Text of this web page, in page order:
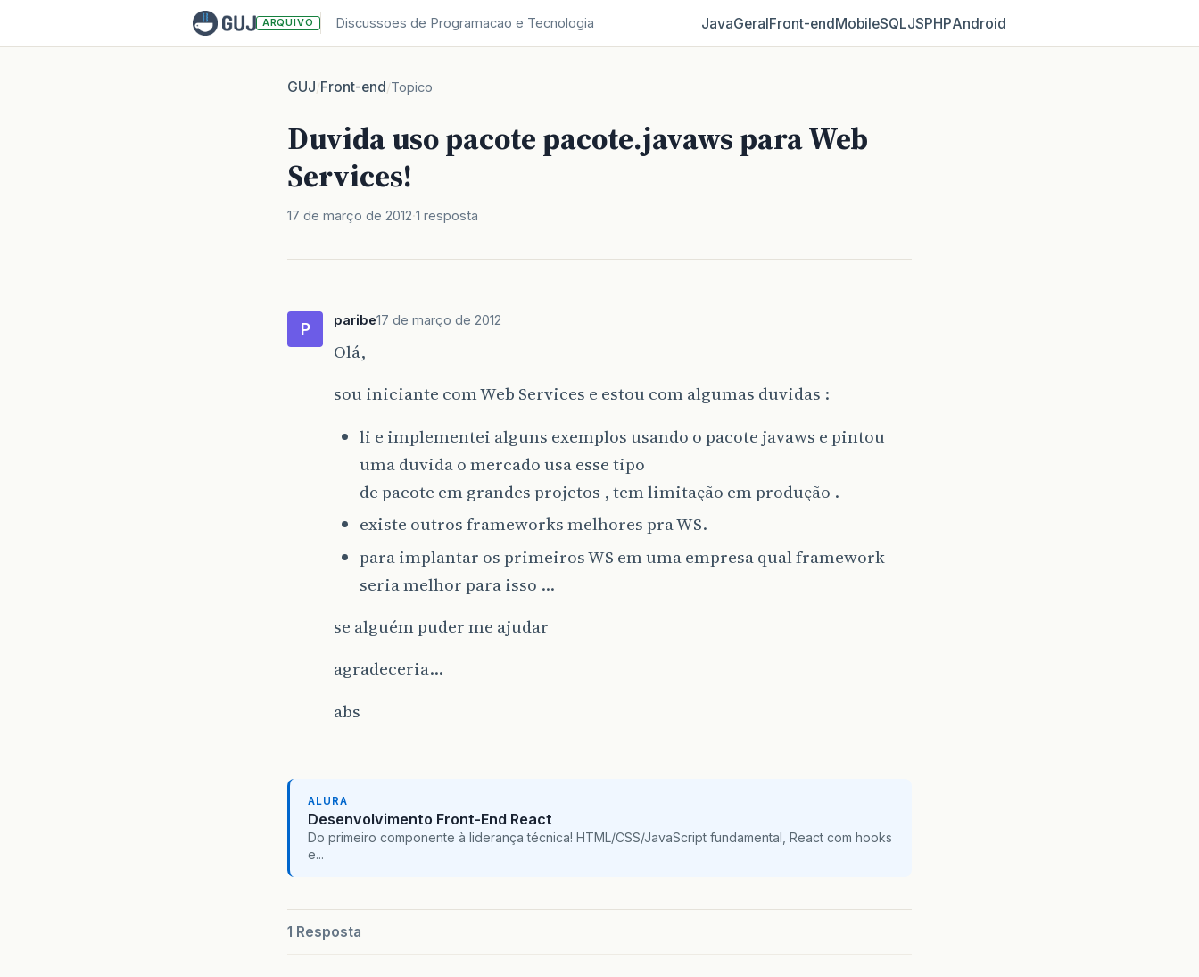
ARQUIVO Discussoes de Programacao e Tecnologia JavaGeralFront‑endMobileSQLJSPHPAndroid
GUJ/Front-end/Topico
Duvida uso pacote pacote.javaws para Web
Services!
17 de março de 2012 1 resposta
P paribe17 de março de 2012
Olá,
sou iniciante com Web Services e estou com algumas duvidas :
li e implementei alguns exemplos usando o pacote javaws e pintou
uma duvida o mercado usa esse tipo
de pacote em grandes projetos , tem limitação em produção .
existe outros frameworks melhores pra WS.
para implantar os primeiros WS em uma empresa qual framework
seria melhor para isso …
se alguém puder me ajudar
agradeceria…
abs
ALURA
Desenvolvimento Front-End React
Do primeiro componente à liderança técnica! HTML/CSS/JavaScript fundamental, React com hooks
e...
1 Resposta